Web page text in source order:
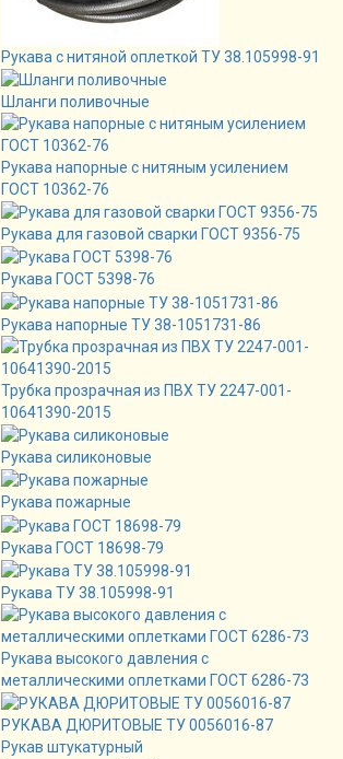
Рукава с нитяной оплеткой ТУ 38.105998-91
Шланги поливочные
Рукава напорные с нитяным усилением
ГОСТ 10362-76
Рукава для газовой сварки ГОСТ 9356-75
Рукава ГОСТ 5398-76
Рукава напорные ТУ 38-1051731-86
Трубка прозрачная из ПВХ ТУ 2247-001-
10641390-2015
Рукава силиконовые
Рукава пожарные
Рукава ГОСТ 18698-79
Рукава ТУ 38.105998-91
Рукава высокого давления с
металлическими оплетками ГОСТ 6286-73
РУКАВА ДЮРИТОВЫЕ ТУ 0056016-87
Рукав штукатурный